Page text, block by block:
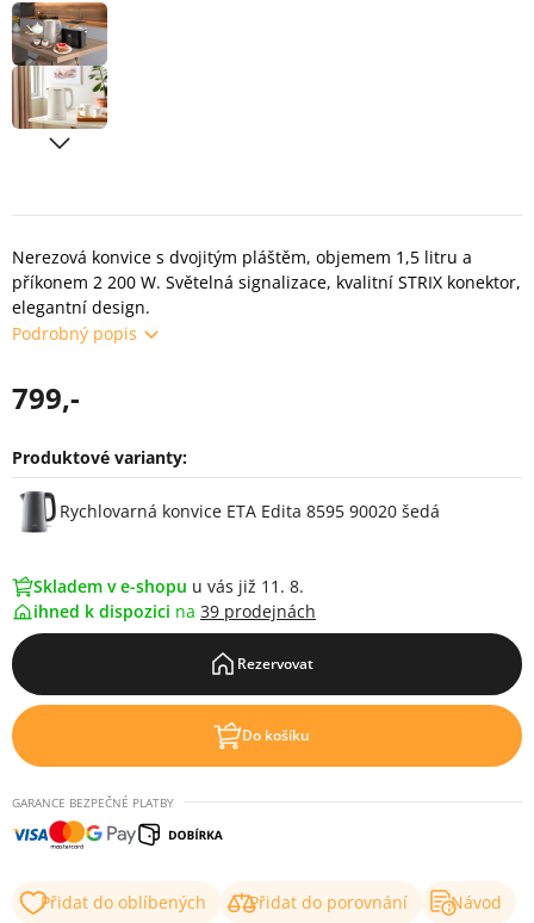
Nerezová konvice s dvojitým pláštěm, objemem 1,5 litru a
příkonem 2 200 W. Světelná signalizace, kvalitní STRIX konektor,
elegantní design.
Podrobný popis
799,-
Produktové varianty:
Varianty
Rychlovarná konvice ETA Edita 8595 90020 šedá
Skladem v e-shopu u vás již 11. 8.
ihned k dispozici na 39 prodejnách
Rezervovat
Do košíku
GARANCE BEZPEČNÉ PLATBY
Přidat do oblíbených Přidat do porovnání
Návod